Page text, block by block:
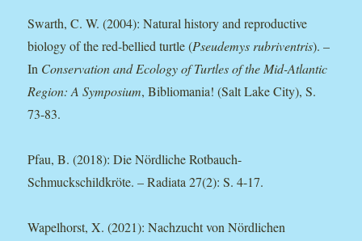
Swarth, C. W. (2004): Natural history and reproductive
biology of the red-bellied turtle (Pseudemys rubriventris). –
In Conservation and Ecology of Turtles of the Mid-Atlantic
Region: A Symposium, Bibliomania! (Salt Lake City), S.
73-83.
Pfau, B. (2018): Die Nördliche Rotbauch-
Schmuckschildkröte. – Radiata 27(2): S. 4-17.
Wapelhorst, X. (2021): Nachzucht von Nördlichen